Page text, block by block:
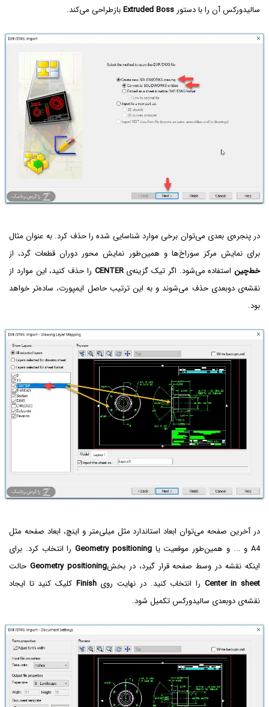
سالیدورکس آن را با دستور Extruded Bossبازطراحی می‌کند.
در پنجره‌ی بعدی می‌توان برخی موارد شناسایی شده را حذف کرد. به عنوان مثال
برای نمایش مرکز سوراخ‌ها و همین‌طور نمایش محور دوران قطعات گرد، از
خط‌چین استفاده می‌شود. اگر تیک گزینه‌یCENTER را حذف کنید، این موارد از
نقشه‌ی دوبعدی حذف می‌شوند و به این ترتیب حاصل ایمپورت، ساده‌تر خواهد
بود.
در آخرین صفحه می‌توان ابعاد استاندارد مثل میلی‌متر و اینچ، ابعاد صفحه مثل
A4 و ... و همین‌طور موقعیت یا
Geometry positioning را انتخاب کرد. برای
اینکه نقشه در وسط صفحه قرار گیرد، در بخشGeometry positioning حالت
Center in sheet را انتخاب کنید. در نهایت رویFinish کلیک کنید تا ایجاد
نقشه‌ی دوبعدی سالیدورکس تکمیل شود.